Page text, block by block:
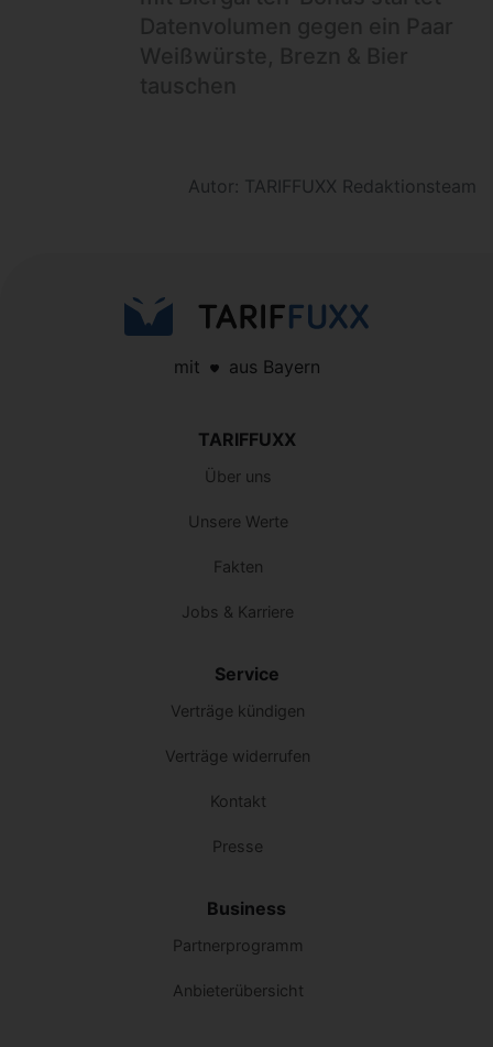
Autor: TARIFFUXX Redaktionsteam
mit aus Bayern
TARIFFUXX
Über uns
Unsere Werte
Fakten
Jobs & Karriere
Service
Verträge kündigen
Verträge widerrufen
Kontakt
Presse
Business
Partnerprogramm
Anbieterübersicht